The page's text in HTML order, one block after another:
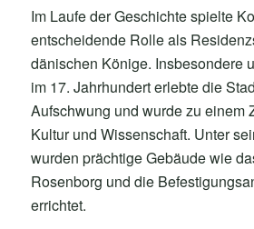
Im Laufe der Geschichte spielte
entscheidende Rolle als
dänischen Könige. Insbesondere
im 17. Jahrhundert erlebte die
Aufschwung und wurde zu einem
Kultur und Wissenschaft. Unter
wurden prächtige Gebäude wie
Rosenborg und die
errichtet.